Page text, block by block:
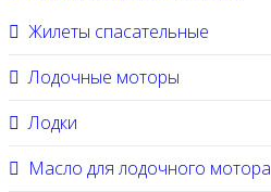
Жилеты спасательные
Лодочные моторы
Лодки
Масло для лодочного мотора